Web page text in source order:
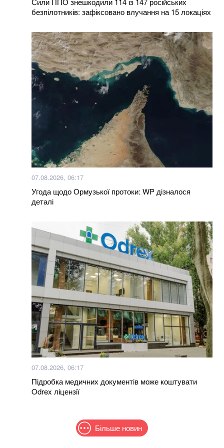
Більше новин
безпілотників: зафіксовано влучання на 15 локаціях
07.08.2026, 06:17
Угода щодо Ормузької протоки: WP дізналося
деталі
07.08.2026, 06:17
Підробка медичних документів може коштувати
Odrex ліцензії
Більше новин